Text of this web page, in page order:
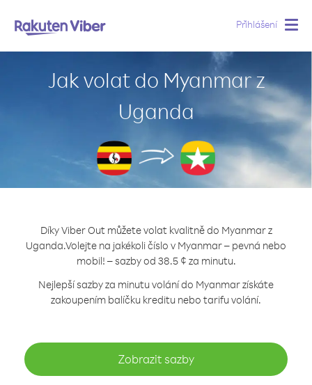
Přihlášení
Jak volat do Myanmar z
Uganda
Díky Viber Out můžete volat kvalitně do Myanmar z
Uganda.Volejte na jakékoli číslo v Myanmar – pevná nebo
mobil! – sazby od 38.5 ¢ za minutu.
Nejlepší sazby za minutu volání do Myanmar získáte
zakoupením balíčku kreditu nebo tarifu volání.
Zobrazit sazby